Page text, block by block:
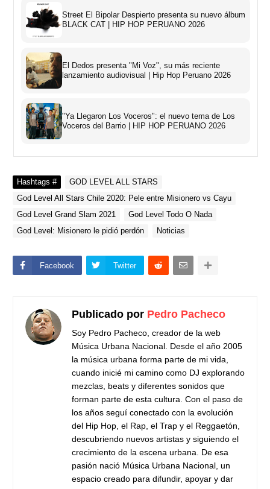
Street El Bipolar Despierto presenta su nuevo álbum
BLACK CAT | HIP HOP PERUANO 2026
El Dedos presenta "Mi Voz", su más reciente
lanzamiento audiovisual | Hip Hop Peruano 2026
"Ya Llegaron Los Voceros": el nuevo tema de Los
Voceros del Barrio | HIP HOP PERUANO 2026
Hashtags #
GOD LEVEL ALL STARS
God Level All Stars Chile 2020: Pele entre Misionero vs Cayu
God Level Grand Slam 2021
God Level Todo O Nada
God Level: Misionero le pidió perdón
Noticias
Facebook Twitter
Publicado por Pedro Pacheco
Soy Pedro Pacheco, creador de la web
Música Urbana Nacional. Desde el año 2005
la música urbana forma parte de mi vida,
cuando inicié mi camino como DJ explorando
mezclas, beats y diferentes sonidos que
forman parte de esta cultura. Con el paso de
los años seguí conectado con la evolución
del Hip Hop, el Rap, el Trap y el Reggaetón,
descubriendo nuevos artistas y siguiendo el
crecimiento de la escena urbana. De esa
pasión nació Música Urbana Nacional, un
espacio creado para difundir, apoyar y dar